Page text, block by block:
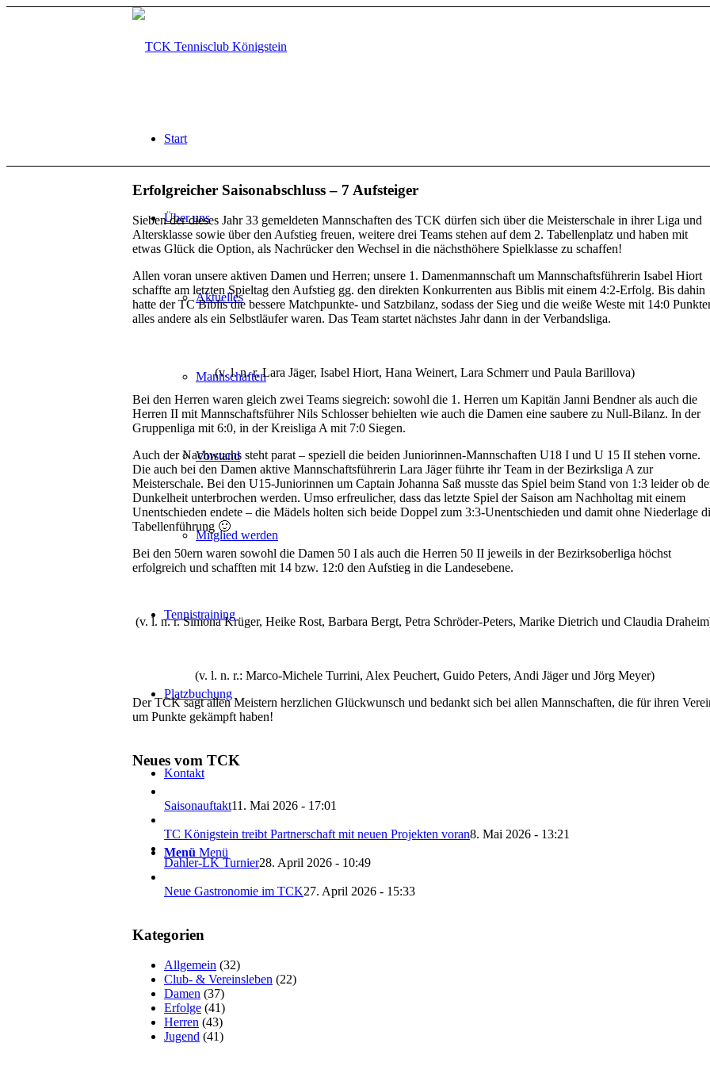
Start
Über uns
Aktuelles
Mannschaften
Vorstand
Mitglied werden
Tennistraining
Platzbuchung
Kontakt
Menü Menü
Erfolgreicher Saisonabschluss – 7 Aufsteiger
Sieben der dieses Jahr 33 gemeldeten Mannschaften des TCK dürfen sich über die Meisterschale in ihrer Liga und
Altersklasse sowie über den Aufstieg freuen, weitere drei Teams stehen auf dem 2. Tabellenplatz und haben mit
etwas Glück die Option, als Nachrücker den Wechsel in die nächsthöhere Spielklasse zu schaffen!
Allen voran unsere aktiven Damen und Herren; unsere 1. Damenmannschaft um Mannschaftsführerin Isabel Hiort
schaffte am letzten Spieltag den Aufstieg gg. den direkten Konkurrenten aus Biblis mit einem 4:2-Erfolg. Bis dahin
hatte der TC Biblis die bessere Matchpunkte- und Satzbilanz, sodass der Sieg und die weiße Weste mit 14:0
alles andere als ein Selbstläufer waren. Das Team startet nächstes Jahr dann in der Verbandsliga.
(v. l. n. r. Lara Jäger, Isabel Hiort, Hana Weinert, Lara Schmerr und Paula Barillova)
Bei den Herren waren gleich zwei Teams siegreich: sowohl die 1. Herren um Kapitän Janni Bendner als auch die
Herren II mit Mannschaftsführer Nils Schlosser behielten wie auch die Damen eine saubere zu Null-Bilanz. In der
Gruppenliga mit 6:0, in der Kreisliga A mit 7:0 Siegen.
Auch der Nachwuchs steht parat – speziell die beiden Juniorinnen-Mannschaften U18 I und U 15 II stehen vorne.
Die auch bei den Damen aktive Mannschaftsführerin Lara Jäger führte ihr Team in der Bezirksliga A zur
Meisterschale. Bei den U15-Juniorinnen um Captain Johanna Saß musste das Spiel beim Stand von 1:3 leider ob
Dunkelheit unterbrochen werden. Umso erfreulicher, dass das letzte Spiel der Saison am Nachholtag mit einem
Unentschieden endete – die Mädels holten sich beide Doppel zum 3:3-Unentschieden und damit ohne Niederlage
Tabellenführung 🙂
Bei den 50ern waren sowohl die Damen 50 I als auch die Herren 50 II jeweils in der Bezirksoberliga höchst
erfolgreich und schafften mit 14 bzw. 12:0 den Aufstieg in die Landesebene.
(v. l. n. r. Simona Krüger, Heike Rost, Barbara Bergt, Petra Schröder-Peters, Marike Dietrich und Claudia
(v. l. n. r.: Marco-Michele Turrini, Alex Peuchert, Guido Peters, Andi Jäger und Jörg Meyer)
Der TCK sagt allen Meistern herzlichen Glückwunsch und bedankt sich bei allen Mannschaften, die für ihren
um Punkte gekämpft haben!
Neues vom TCK
Saisonauftakt11. Mai 2026 - 17:01
TC Königstein treibt Partnerschaft mit neuen Projekten voran8. Mai 2026 - 13:21
Dahler-LK Turnier28. April 2026 - 10:49
Neue Gastronomie im TCK27. April 2026 - 15:33
Kategorien
Allgemein (32)
Club- & Vereinsleben (22)
Damen (37)
Erfolge (41)
Herren (43)
Jugend (41)